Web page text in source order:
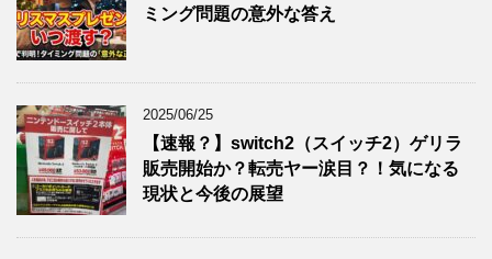
ミング問題の意外な答え
2025/06/25
【速報？】switch2（スイッチ2）ゲリラ
販売開始か？転売ヤー涙目？！気になる
現状と今後の展望